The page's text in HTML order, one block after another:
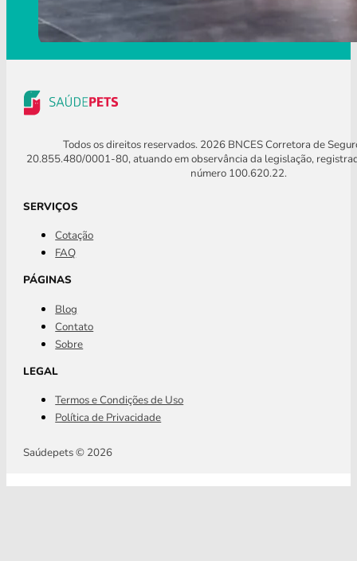
Todos os direitos reservados. 2026 BNCES Corretora de
20.855.480/0001-80, atuando em observância da legislação,
número 100.620.22.
SERVIÇOS
Cotação
FAQ
PÁGINAS
Blog
Contato
Sobre
LEGAL
Termos e Condições de Uso
Política de Privacidade
Saúdepets © 2026